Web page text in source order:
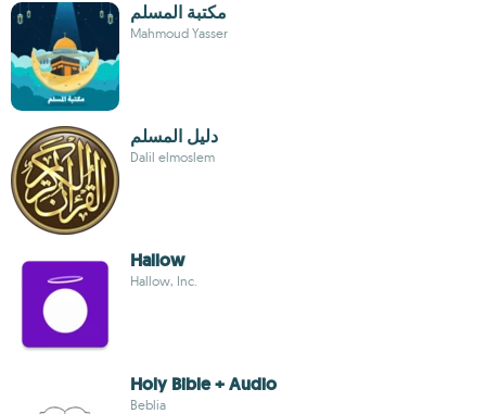
مكتبة المسلم
Mahmoud Yasser
دليل المسلم
Dalil elmoslem
Hallow
Hallow, Inc.
Holy Bible + Audio
Beblia